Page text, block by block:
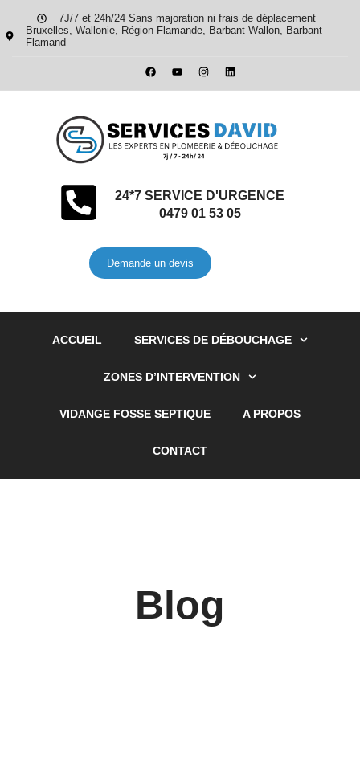
7J/7 et 24h/24 Sans majoration ni frais de déplacement
Bruxelles, Wallonie, Région Flamande, Barbant Wallon, Barbant
Flamand
24*7 SERVICE D'URGENCE
0479 01 53 05
Demande un devis
ACCUEIL SERVICES DE DÉBOUCHAGE
ZONES D’INTERVENTION
VIDANGE FOSSE SEPTIQUE A PROPOS
CONTACT
Blog